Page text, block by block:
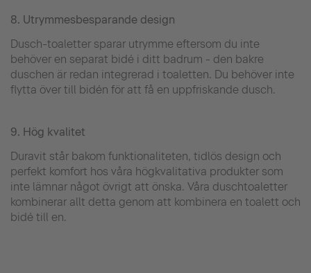
8. Utrymmesbesparande design
Dusch-toaletter sparar utrymme eftersom du inte
behöver en separat bidé i ditt badrum - den bakre
duschen är redan integrerad i toaletten. Du behöver inte
flytta över till bidén för att få en uppfriskande dusch.
9. Hög kvalitet
Duravit står bakom funktionaliteten, tidlös design och
perfekt komfort hos våra högkvalitativa produkter som
inte lämnar något övrigt att önska. Våra duschtoaletter
kombinerar allt detta genom att kombinera en toalett och
bidé till en.